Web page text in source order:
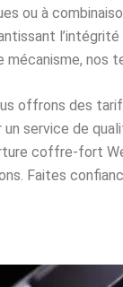
ou à
nos
offrons des
service de
coffre-fort
Faites